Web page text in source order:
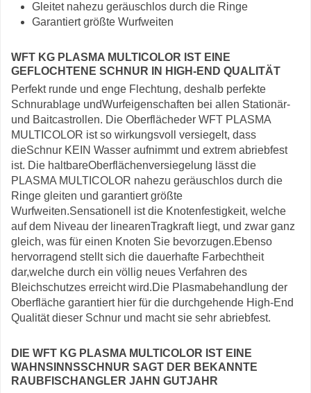
Gleitet nahezu geräuschlos durch die Ringe
Garantiert größte Wurfweiten
WFT KG PLASMA MULTICOLOR IST EINE
GEFLOCHTENE SCHNUR IN HIGH-END QUALITÄT
Perfekt runde und enge Flechtung, deshalb perfekte
Schnurablage undWurfeigenschaften bei allen Stationär-
und Baitcastrollen. Die Oberflächeder WFT PLASMA
MULTICOLOR ist so wirkungsvoll versiegelt, dass
dieSchnur KEIN Wasser aufnimmt und extrem abriebfest
ist. Die haltbareOberflächenversiegelung lässt die
PLASMA MULTICOLOR nahezu geräuschlos durch die
Ringe gleiten und garantiert größte
Wurfweiten.Sensationell ist die Knotenfestigkeit, welche
auf dem Niveau der linearenTragkraft liegt, und zwar ganz
gleich, was für einen Knoten Sie bevorzugen.Ebenso
hervorragend stellt sich die dauerhafte Farbechtheit
dar,welche durch ein völlig neues Verfahren des
Bleichschutzes erreicht wird.Die Plasmabehandlung der
Oberfläche garantiert hier für die durchgehende High-End
Qualität dieser Schnur und macht sie sehr abriebfest.
DIE WFT KG PLASMA MULTICOLOR IST EINE
WAHNSINNSSCHNUR SAGT DER BEKANNTE
RAUBFISCHANGLER JAHN GUTJAHR